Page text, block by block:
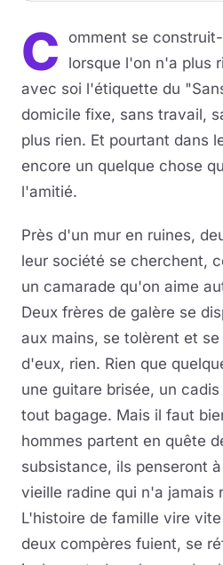
C
omment se
lorsque l'on n'a plus
avec soi l'étiquette du
domicile fixe, sans travail,
plus rien. Et pourtant dans
encore un quelque chose
l'amitié.
Près d'un mur en ruines,
leur société se cherchent,
un camarade qu'on aime
Deux frères de galère se
aux mains, se tolèrent et
d'eux, rien. Rien que
une guitare brisée, un
tout bagage. Mais il faut
hommes partent en quête
subsistance, ils penseront
vieille radine qui n'a jamais
L'histoire de famille vire
deux compères fuient, se